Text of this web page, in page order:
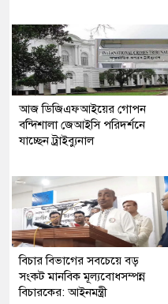
আজ ডিজিএফআইয়ের গোপন
বন্দিশালা জেআইসি পরিদর্শনে
যাচ্ছেন ট্রাইব্যুনাল
বিচার বিভাগের সবচেয়ে বড়
সংকট মানবিক মূল্যবোধসম্পন্ন
বিচারকের: আইনমন্ত্রী